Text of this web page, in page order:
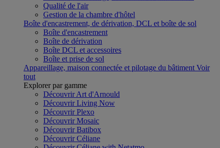
Qualité de l'air
Gestion de la chambre d'hôtel
Boîte d'encastrement, de dérivation, DCL et boîte de sol
Boîte d'encastrement
Boîte de dérivation
Boîte DCL et accessoires
Boîte et prise de sol
Appareillage, maison connectée et pilotage du bâtiment Voir
tout
Explorer par gamme
Découvrir Art d'Arnould
Découvrir Living Now
Découvrir Plexo
Découvrir Mosaic
Découvrir Batibox
Découvrir Céliane